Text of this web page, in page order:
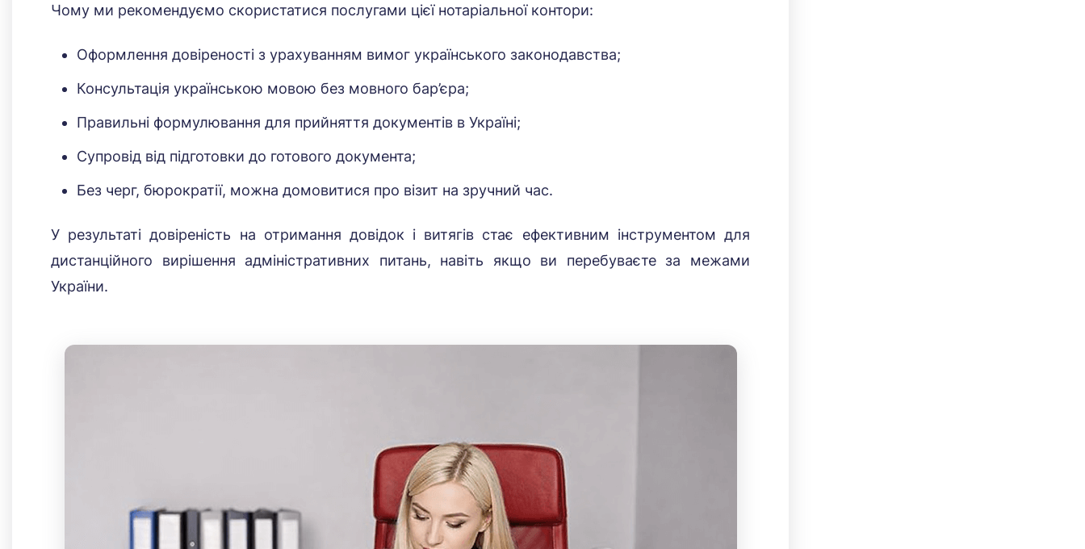
Чому ми рекомендуємо скористатися послугами цієї нотаріальної контори:
Оформлення довіреності з урахуванням вимог українського законодавства;
Консультація українською мовою без мовного бар’єра;
Правильні формулювання для прийняття документів в Україні;
Супровід від підготовки до готового документа;
Без черг, бюрократії, можна домовитися про візит на зручний час.
У результаті довіреність на отримання довідок і витягів стає ефективним інструментом для
дистанційного вирішення адміністративних питань, навіть якщо ви перебуваєте за межами
України.